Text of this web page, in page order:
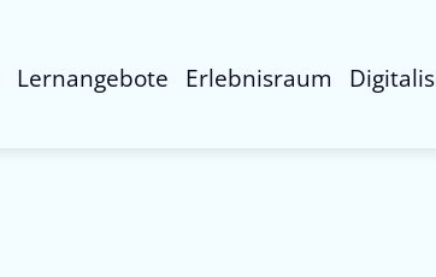
Lernangebote Erlebnisraum